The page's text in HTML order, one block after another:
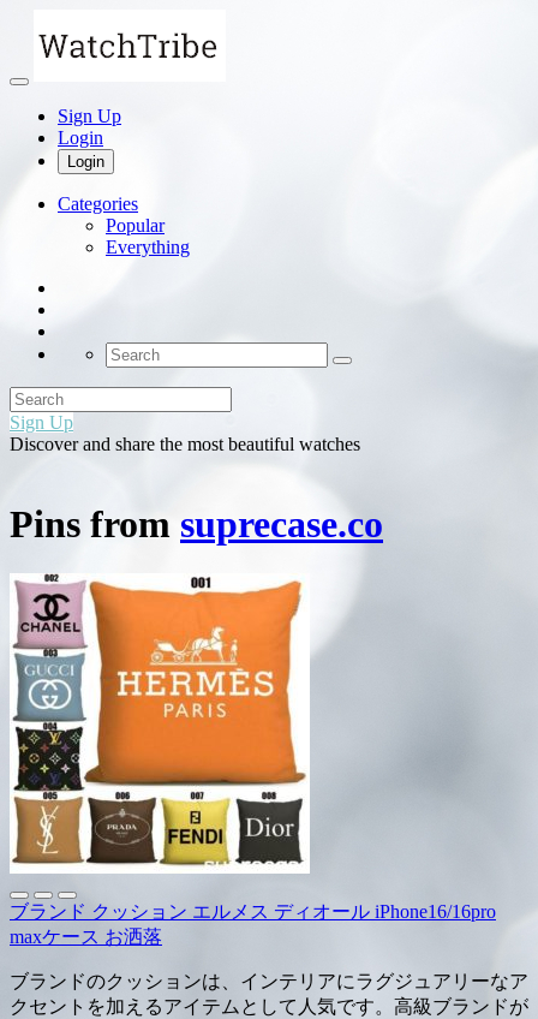
Sign Up
Login
Login
Categories
Popular
Everything
Sign Up
Discover and share the most beautiful watches
Pins from suprecase.co
ブランド クッション エルメス ディオール iPhone16/16pro
maxケース お洒落
ブランドのクッションは、インテリアにラグジュアリーなア
クセントを加えるアイテムとして人気です。高級ブランドが